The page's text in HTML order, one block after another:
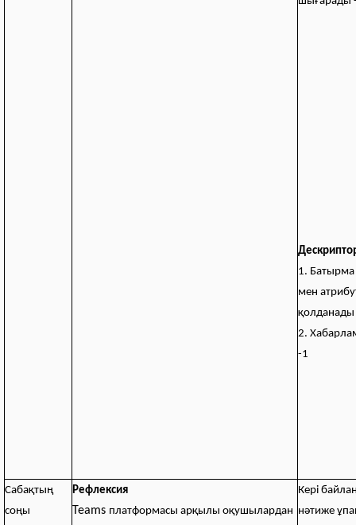
1. Батырма
мен
қолданады
2.
-1
Сабақтың
соңы
Рефлексия
Teams платформасы арқылы оқушылардан
Кері
нәтиже